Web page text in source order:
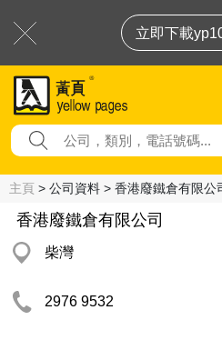
立即下載
主頁 > 公司資料 > 香港廢鐵倉有限公
香港廢鐵倉有限公司
柴灣
2976 9532